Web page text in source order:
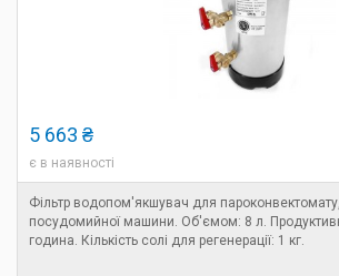
5 663 ₴
є в наявності
Фільтр водопом'якшувач для
посудомийної машини. Об'ємом: 8 л.
година. Кількість солі для регенерації: 1 кг.